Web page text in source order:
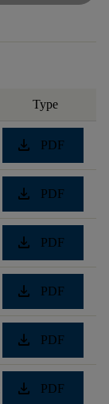
Type
download PDF
download PDF
download PDF
download PDF
download PDF
download PDF